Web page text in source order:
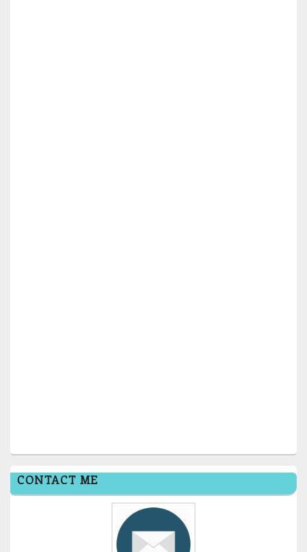
CONTACT ME